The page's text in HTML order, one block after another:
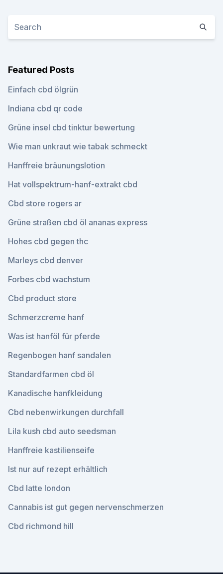
Featured Posts
Einfach cbd ölgrün
Indiana cbd qr code
Grüne insel cbd tinktur bewertung
Wie man unkraut wie tabak schmeckt
Hanffreie bräunungslotion
Hat vollspektrum-hanf-extrakt cbd
Cbd store rogers ar
Grüne straßen cbd öl ananas express
Hohes cbd gegen thc
Marleys cbd denver
Forbes cbd wachstum
Cbd product store
Schmerzcreme hanf
Was ist hanföl für pferde
Regenbogen hanf sandalen
Standardfarmen cbd öl
Kanadische hanfkleidung
Cbd nebenwirkungen durchfall
Lila kush cbd auto seedsman
Hanffreie kastilienseife
Ist nur auf rezept erhältlich
Cbd latte london
Cannabis ist gut gegen nervenschmerzen
Cbd richmond hill